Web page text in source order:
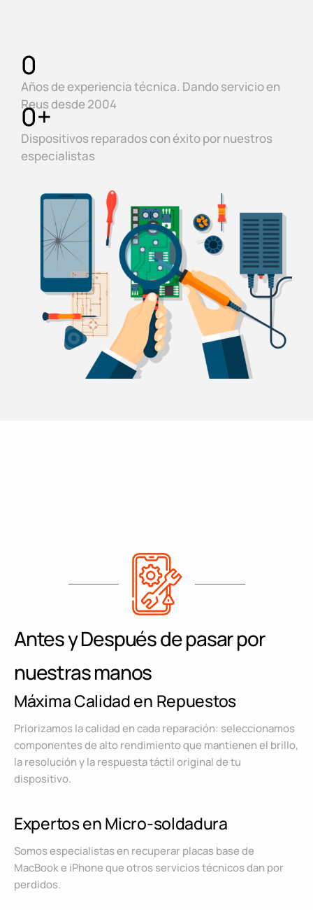
Años de experiencia técnica. Dando servicio en
Reus desde 2004
0
Dispositivos reparados con éxito por nuestros
especialistas
0+
Antes y Después de pasar por
nuestras manos
Máxima Calidad en Repuestos
Priorizamos la calidad en cada reparación: seleccionamos
componentes de alto rendimiento que mantienen el brillo,
la resolución y la respuesta táctil original de tu
dispositivo.
Expertos en Micro-soldadura
Somos especialistas en recuperar placas base de
MacBook e iPhone que otros servicios técnicos dan por
perdidos.